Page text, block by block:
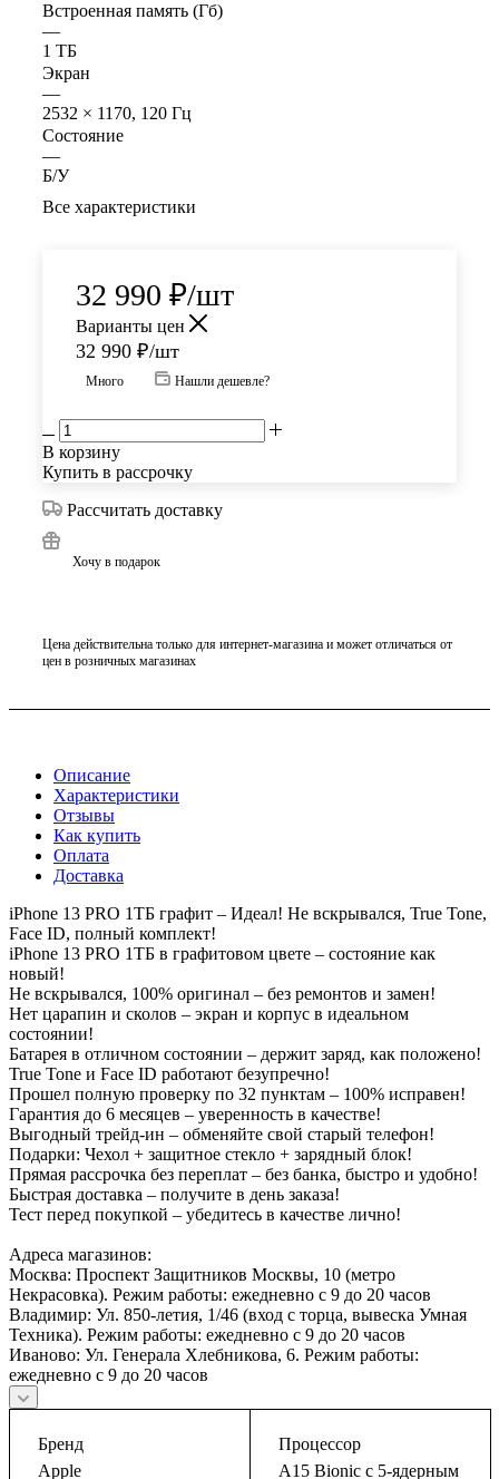
Встроенная память (Гб)
—
1 ТБ
Экран
—
2532 × 1170, 120 Гц
Состояние
—
Б/У
Все характеристики
32 990 ₽/шт
Варианты цен
32 990 ₽/шт
Много Нашли дешевле?
В корзину
Купить в рассрочку
Рассчитать доставку
Хочу в подарок
Цена действительна только для интернет-магазина и может отличаться от
цен в розничных магазинах
Описание
Характеристики
Отзывы
Как купить
Оплата
Доставка
iPhone 13 PRO 1ТБ графит – Идеал! Не вскрывался, True Tone,
Face ID, полный комплект!
iPhone 13 PRO 1ТБ в графитовом цвете – состояние как
новый!
Не вскрывался, 100% оригинал – без ремонтов и замен!
Нет царапин и сколов – экран и корпус в идеальном
состоянии!
Батарея в отличном состоянии – держит заряд, как положено!
True Tone и Face ID работают безупречно!
Прошел полную проверку по 32 пунктам – 100% исправен!
Гарантия до 6 месяцев – уверенность в качестве!
Выгодный трейд-ин – обменяйте свой старый телефон!
Подарки: Чехол + защитное стекло + зарядный блок!
Прямая рассрочка без переплат – без банка, быстро и удобно!
Быстрая доставка – получите в день заказа!
Тест перед покупкой – убедитесь в качестве лично!
Адреса магазинов:
Москва: Проспект Защитников Москвы, 10 (метро
Некрасовка). Режим работы: ежедневно с 9 до 20 часов
Владимир: Ул. 850-летия, 1/46 (вход с торца, вывеска Умная
Техника). Режим работы: ежедневно с 9 до 20 часов
Иваново: Ул. Генерала Хлебникова, 6. Режим работы:
ежедневно с 9 до 20 часов
Бренд
Apple
Процессор
A15 Bionic с 5-ядерным